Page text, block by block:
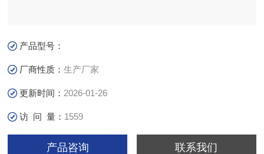
产品型号：
厂商性质：生产厂家
更新时间： 2026-01-26
访 问 量： 1559
产品咨询 联系我们